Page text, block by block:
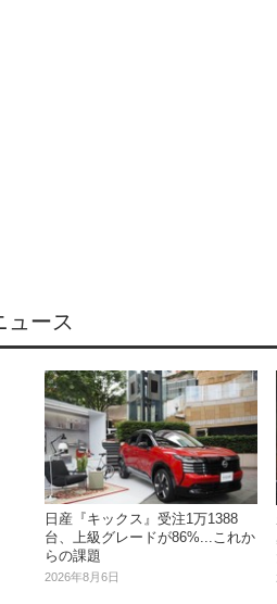
ュース
日産『キックス』受注1万1388
台、上級グレードが86%...これか
らの課題
2026年8月6日